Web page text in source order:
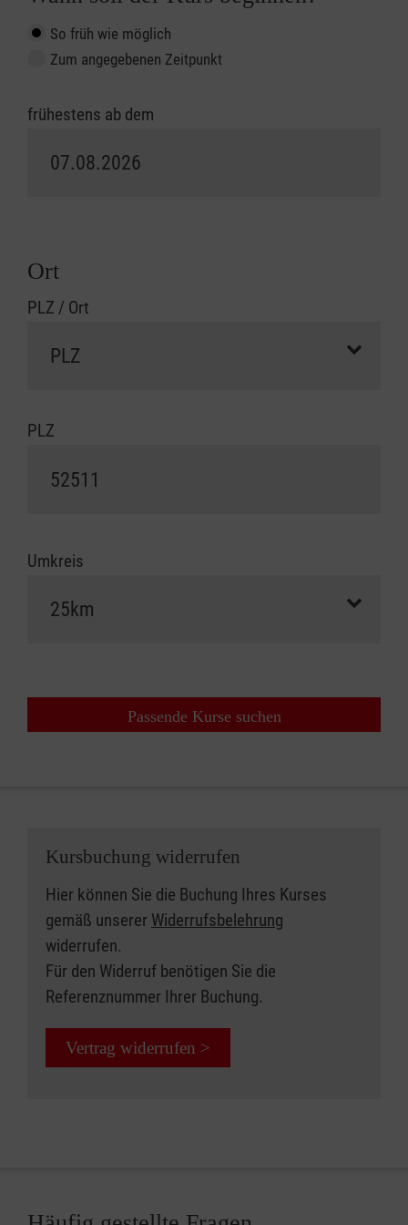
So früh wie möglich
Zum angegebenen Zeitpunkt
frühestens ab dem
Ort
PLZ / Ort
PLZ
Umkreis
Passende Kurse suchen
Kursbuchung widerrufen
Hier können Sie die Buchung Ihres Kurses
gemäß unserer Widerrufsbelehrung
widerrufen.
Für den Widerruf benötigen Sie die
Referenznummer Ihrer Buchung.
Vertrag widerrufen >